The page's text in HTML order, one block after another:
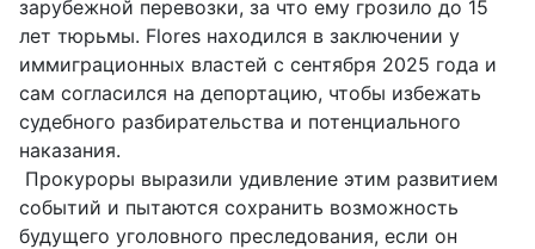
зарубежной перевозки, за что ему грозило до 15
лет тюрьмы. Flores находился в заключении у
иммиграционных властей с сентября 2025 года и
сам согласился на депортацию, чтобы избежать
судебного разбирательства и потенциального
наказания.
Прокуроры выразили удивление этим развитием
событий и пытаются сохранить возможность
будущего уголовного преследования, если он